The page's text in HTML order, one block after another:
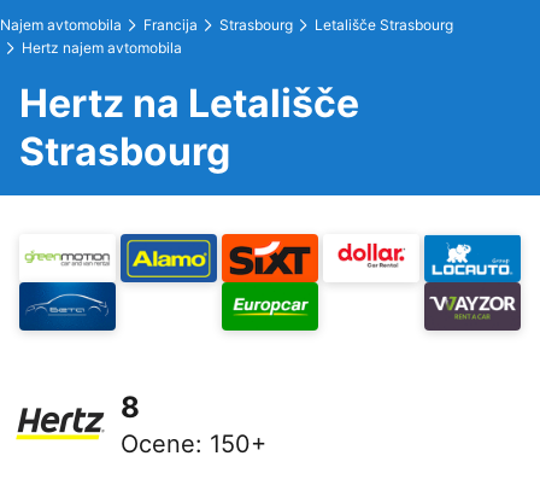
Najem avtomobila Francija Strasbourg
Letališče Strasbourg
Hertz najem avtomobila
Hertz na Letališče
Strasbourg
8
Ocene: 150+